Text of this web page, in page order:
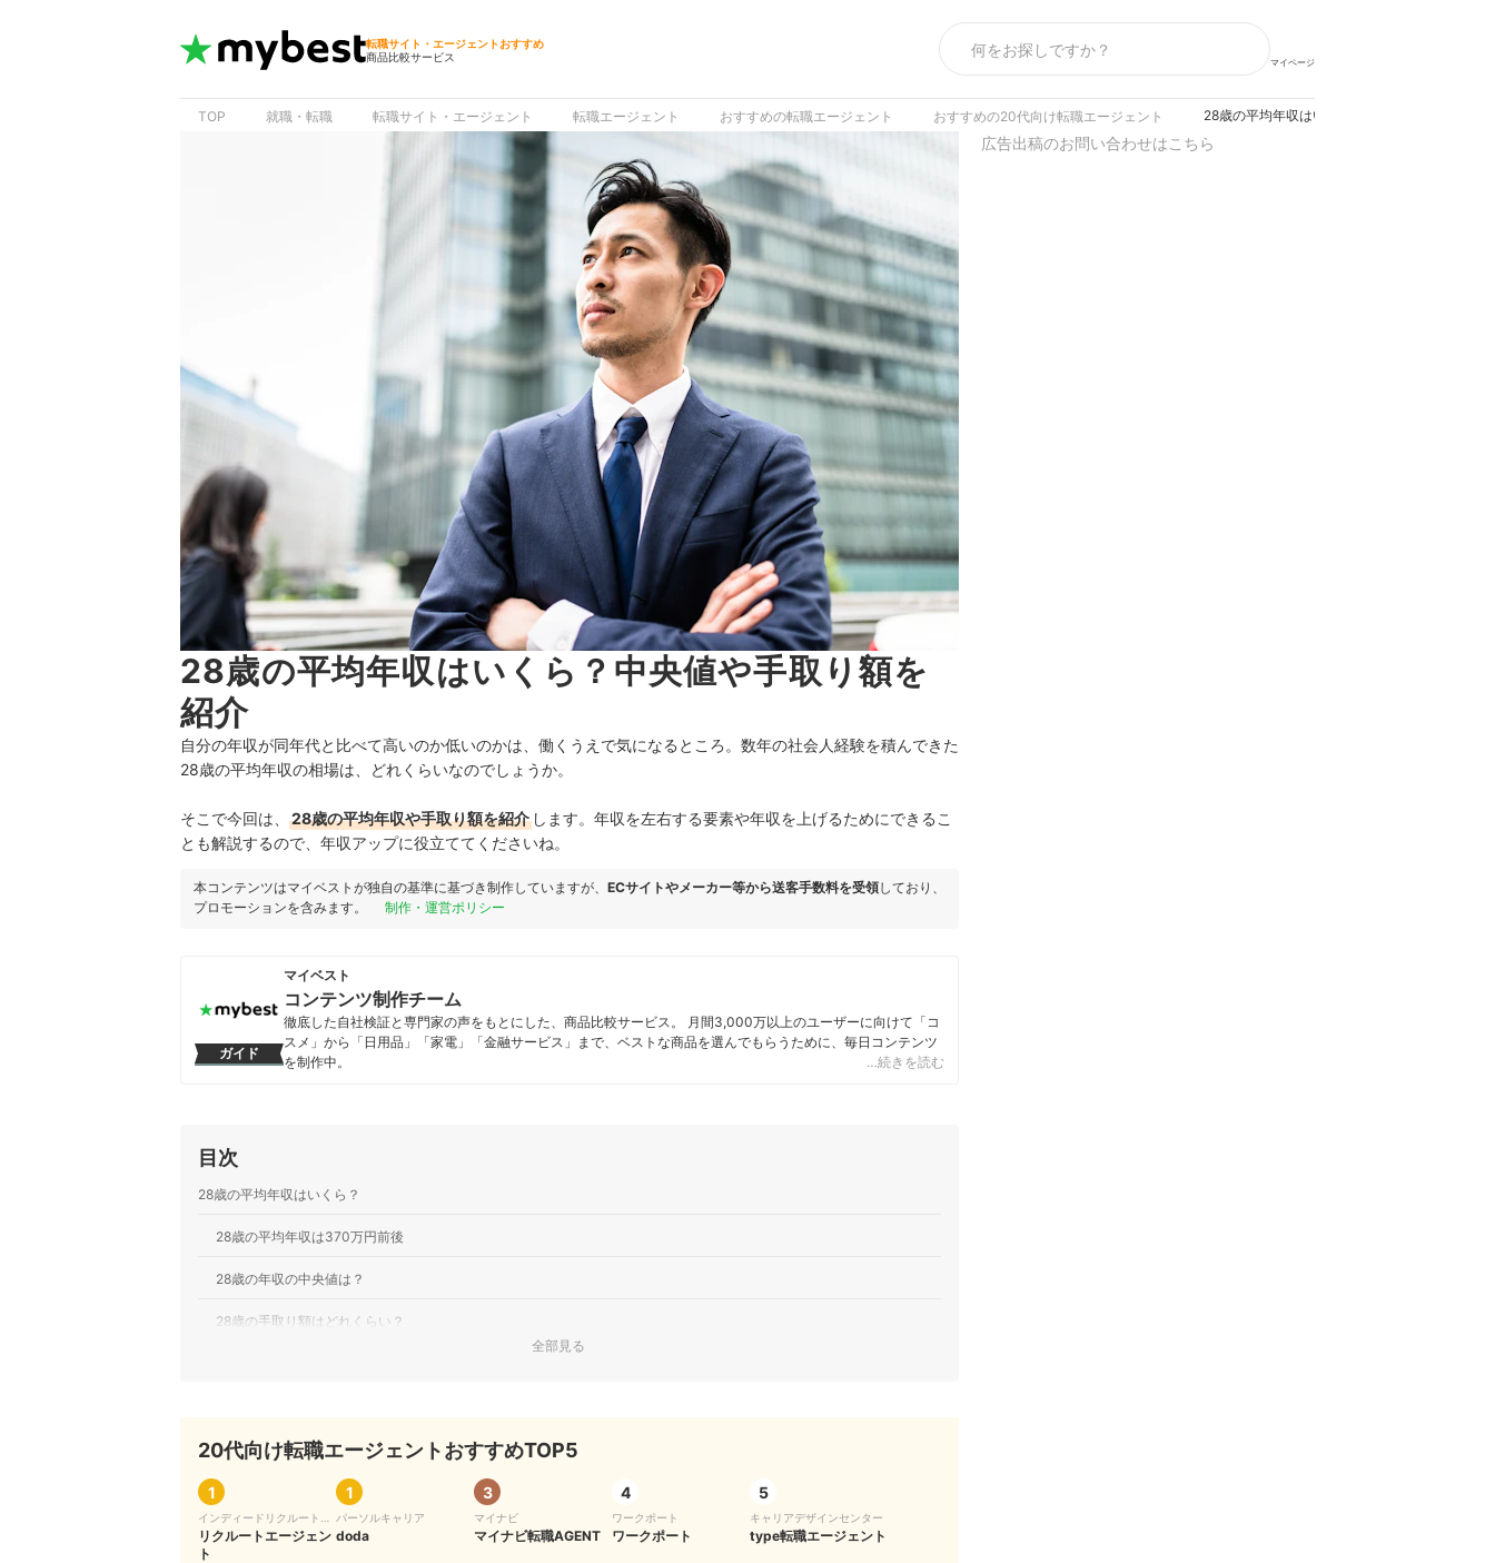
転職サイト・エージェントおすすめ
商品比較サービス
マイページ
TOP 就職・転職 転職サイト・エージェント 転職エージェント おすすめの転職エージェント おすすめの20代向け転職エージェント 28歳の平均年収はいくら？中央値や手取り額を
28歳の平均年収はいくら？中央値や手取り額を
紹介
自分の年収が同年代と比べて高いのか低いのかは、働くうえで気になるところ。数年の社会人経験を積んできた
28歳の平均年収の相場は、どれくらいなのでしょうか。
そこで今回は、 28歳の平均年収や手取り額を紹介 します。年収を左右する要素や年収を上げるためにできるこ
とも解説するので、年収アップに役立ててくださいね。
本コンテンツはマイベストが独自の基準に基づき制作していますが、 ECサイトやメーカー等から送客手数料を受領しており、
プロモーションを含みます。
制作・運営ポリシー
ガイド
マイベスト
コンテンツ制作チーム
徹底した自社検証と専門家の声をもとにした、商品比較サービス。 月間3,000万以上のユーザーに向けて「コ
スメ」から「日用品」「家電」「金融サービス」まで、ベストな商品を選んでもらうために、毎日コンテンツ
を制作中。
…続きを読む
目次
28歳の平均年収はいくら？
28歳の平均年収は370万円前後
28歳の年収の中央値は？
28歳の手取り額はどれくらい？
学歴：高学歴ほど高収入の傾向がある
地域：都市部で働くほうが収入が高い
資格：保有が高年収につながる場合もある
全部見る
20代向け転職エージェントおすすめTOP5
1
インディードリクルートパ
ートナーズ
リクルートエージェン
ト
1
パーソルキャリア
doda
3
マイナビ
マイナビ転職AGENT
4
ワークポート
ワークポート
5
キャリアデザインセンター
type転職エージェント
広告出稿のお問い合わせはこちら